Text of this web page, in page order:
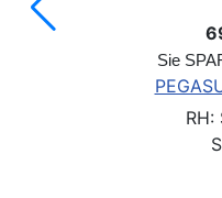
Sie